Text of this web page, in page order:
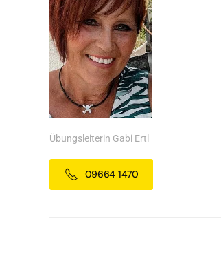
Übungsleiterin Gabi Ertl
09664 1470